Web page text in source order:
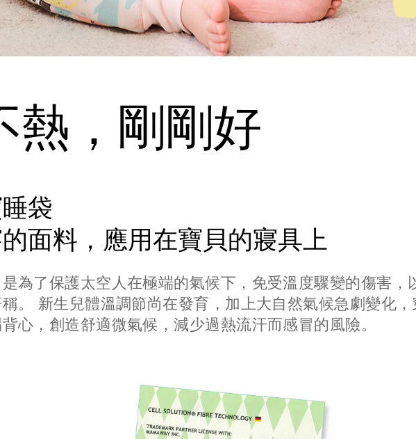
熱，剛剛好
袋
面料，應用在寶貝的寢具上
為了保護太空人在極端的氣候下，免受溫度驟變的傷害，
。 新生兒體溫調節尚在發育，加上大自然氣候急劇變化，
心，創造舒適微氣候，減少過熱流汗而感冒的風險。